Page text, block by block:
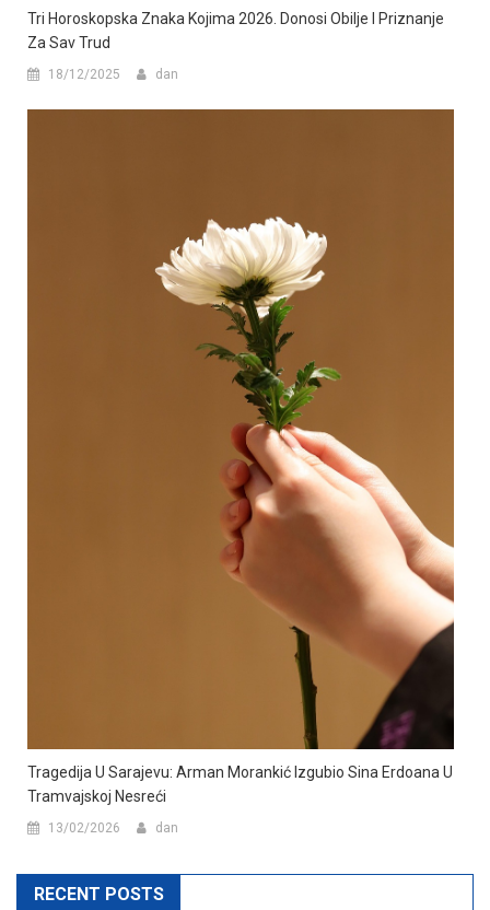
Tri Horoskopska Znaka Kojima 2026. Donosi Obilje I Priznanje
Za Sav Trud
18/12/2025 dan
Tragedija U Sarajevu: Arman Morankić Izgubio Sina Erdoana U
Tramvajskoj Nesreći
13/02/2026 dan
RECENT POSTS